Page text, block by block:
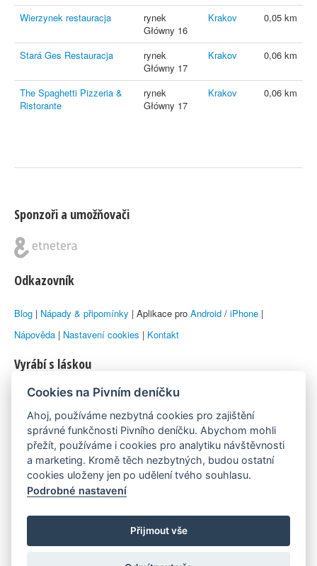
Wierzynek restauracja
rynek
Główny 16
Krakov 0,05 km
Stará Ges Restauracja
rynek
Główny 17
Krakov 0,06 km
The Spaghetti Pizzeria &
Ristorante
rynek
Główny 17
Krakov 0,06 km
Sponzoři a umožňovači
Odkazovník
Blog | Nápady & připomínky | Aplikace pro Android / iPhone |
Nápověda | Nastavení cookies | Kontakt
Vyrábí s láskou
© 2010–2026 byLukáš Zemanaka Emka
Máme rádi
Pivní.info
Poznámka pod čarou
Pivní deníček je nezávislý zdroj, který není spjat s žádným
konkrétním pivovarem ani restaurací. Názory uživatelů nemusí nutně
Cookies na Pivním deníčku
Ahoj, používáme nezbytná cookies pro zajištění
správné funkčnosti Pivního deníčku. Abychom mohli
přežít, používáme i cookies pro analytiku návštěvnosti
a marketing. Kromě těch nezbytných, budou ostatní
cookies uloženy jen po udělení tvého souhlasu.
Podrobné nastavení
Přijmout vše